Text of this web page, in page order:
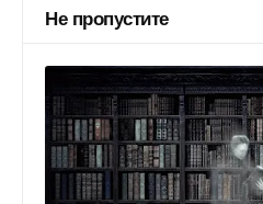
Не пропустите